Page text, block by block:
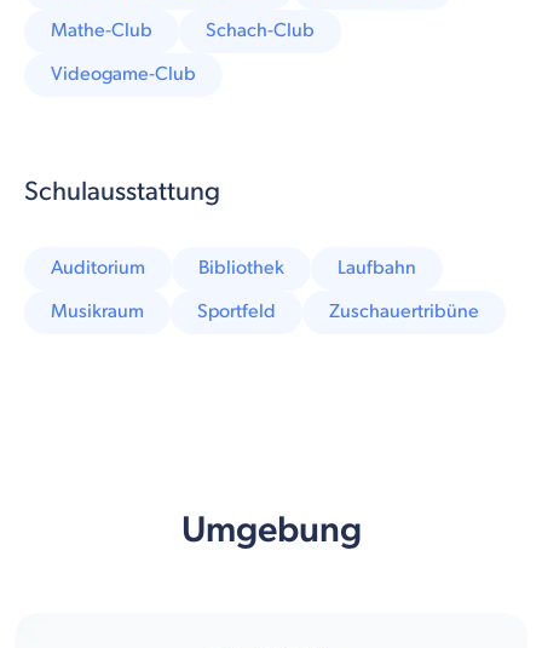
Mathe-Club
Schach-Club
Videogame-Club
Schulausstattung
Auditorium Bibliothek
Laufbahn
Musikraum
Sportfeld Zuschauertribüne
Umgebung